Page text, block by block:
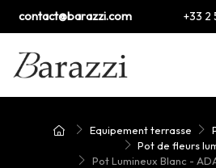
contact@barazzi.com +33 2
Equipement terrasse
Pot de fleurs
Pot Lumineux Blanc -